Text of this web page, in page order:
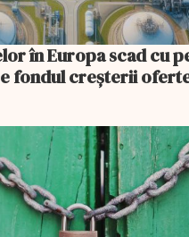
în Europa scad cu
fondul creșterii